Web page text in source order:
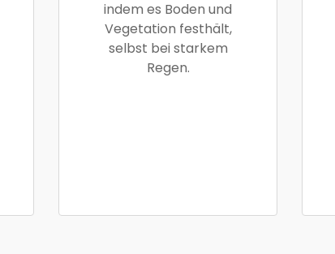
indem es Boden und
Vegetation festhält,
selbst bei starkem
Regen.